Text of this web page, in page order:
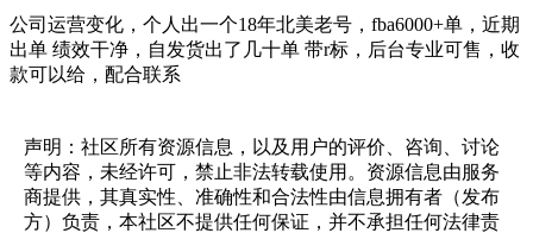
公司运营变化，个人出一个18年北美老号，fba6000+单，近期
出单 绩效干净，自发货出了几十单 带r标，后台专业可售，收
款可以给，配合联系
声明：社区所有资源信息，以及用户的评价、咨询、讨论
等内容，未经许可，禁止非法转载使用。资源信息由服务
商提供，其真实性、准确性和合法性由信息拥有者（发布
方）负责，本社区不提供任何保证，并不承担任何法律责